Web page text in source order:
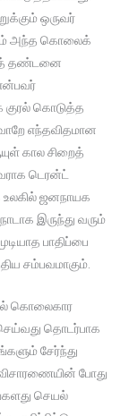
ஒருவர்
அந்த கொலைக்
தண்டனை
குரல் கொடுத்த
எந்தவிதமான
கால சிறைத்
டெரன்ட்
உலகில் ஜனநாயக
இருந்து வரும்
பாதிப்பை
சம்பவமாகும்.
கொலைகார
தொடர்பாக
சேர்ந்து
போது
செயல்